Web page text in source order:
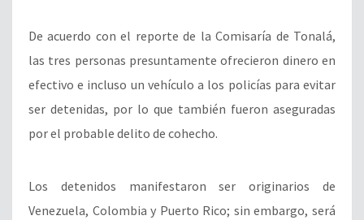
De acuerdo con el reporte de la Comisaría de Tonalá,
las tres personas presuntamente ofrecieron dinero en
efectivo e incluso un vehículo a los policías para evitar
ser detenidas, por lo que también fueron aseguradas
por el probable delito de cohecho.
Los detenidos manifestaron ser originarios de
Venezuela, Colombia y Puerto Rico; sin embargo, será